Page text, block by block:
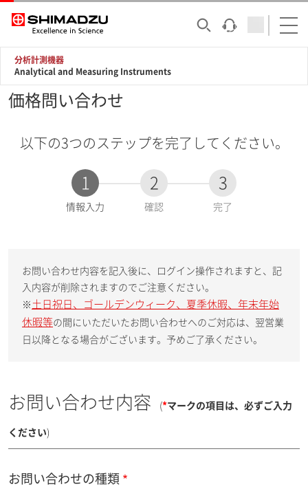
分析計測機器
Analytical and Measuring Instruments
価格問い合わせ
以下の3つのステップを完了してください。
1
現
情報入力
2
確認
3
完了
お問い合わせ内容を記入後に、ログイン操作されますと、記
入内容が削除されますのでご注意ください。
※ 土日祝日、ゴールデンウィーク、夏季休暇、年末年始
休暇等の間にいただいたお問い合わせへのご対応は、翌営業
日以降となる場合がございます。予めご了承ください。
お問い合わせ内容 (*マークの項目は、必ずご入力
ください)
お問い合わせの種類